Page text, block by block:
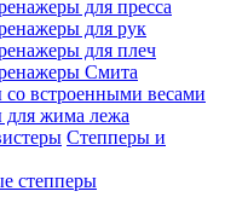
для пресса
для рук
для плеч
Смита
встроенными весами
для жима лежа
Степперы и
степперы